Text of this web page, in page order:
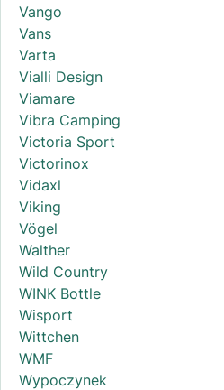
Vango
Vans
Varta
Vialli Design
Viamare
Vibra Camping
Victoria Sport
Victorinox
Vidaxl
Viking
Vögel
Walther
Wild Country
WINK Bottle
Wisport
Wittchen
WMF
Wypoczynek